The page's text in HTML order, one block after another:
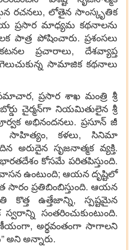
రచనలు, లోతైన సాంస్కృతిక
ప్రసార మాధ్యమ కథనాలను
పోషించారు. ప్రశంసలు
ప్రచారాలు, దేశవ్యాప్త
గెలుచుకున్న సామాజిక కథనాలు
ప్రసార శాఖ మంత్రి శ్రీ
చైర్మన్‌గా నియమితులైన శ్రీ
అభినందనలు. ప్రసూన్ జీ
సాహిత్యం, కళలు, సినిమా
సృజనాత్మక వ్యక్తి.
కోసమే పరితపిస్తుంది.
ఉంటుంది; ఆయన దృష్టిలో
సారం ప్రతిబింబిస్తుంది. ఆయన
ఉత్తేజాన్ని, స్పష్టమైన
సంతరించుకుంటుంది.
అర్థవంతంగా సాగాలని
అని అన్నారు.